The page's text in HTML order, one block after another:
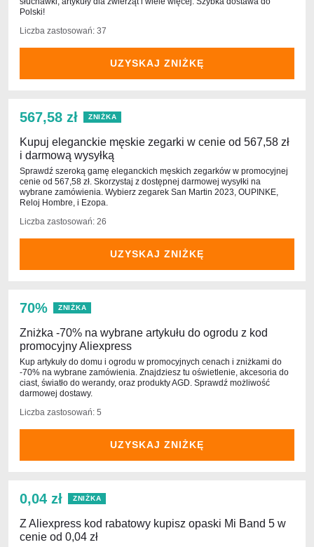
Polski!
Liczba zastosowań: 37
UZYSKAJ ZNIŻKĘ
567,58 zł ZNIŻKA
Kupuj eleganckie męskie zegarki w cenie od 567,58 zł
i darmową wysyłką
Sprawdź szeroką gamę eleganckich męskich zegarków w promocyjnej
cenie od 567,58 zł. Skorzystaj z dostępnej darmowej wysyłki na
wybrane zamówienia. Wybierz zegarek San Martin 2023, OUPINKE,
Reloj Hombre, i Ezopa.
Liczba zastosowań: 26
UZYSKAJ ZNIŻKĘ
70% ZNIŻKA
Zniżka -70% na wybrane artykułu do ogrodu z kod
promocyjny Aliexpress
Kup artykuły do domu i ogrodu w promocyjnych cenach i zniżkami do
-70% na wybrane zamówienia. Znajdziesz tu oświetlenie, akcesoria do
ciast, światło do werandy, oraz produkty AGD. Sprawdź możliwość
darmowej dostawy.
Liczba zastosowań: 5
UZYSKAJ ZNIŻKĘ
0,04 zł ZNIŻKA
Z Aliexpress kod rabatowy kupisz opaski Mi Band 5 w
cenie od 0,04 zł